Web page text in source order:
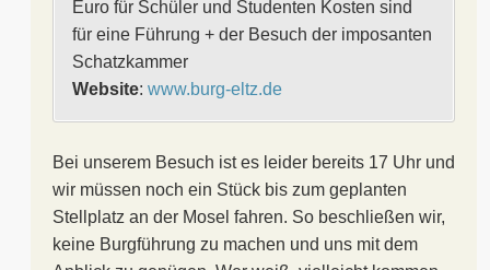
Euro für Schüler und Studenten Kosten sind
für eine Führung + der Besuch der imposanten
Schatzkammer
Website: www.burg-eltz.de
Bei unserem Besuch ist es leider bereits 17 Uhr und
wir müssen noch ein Stück bis zum geplanten
Stellplatz an der Mosel fahren. So beschließen wir,
keine Burgführung zu machen und uns mit dem